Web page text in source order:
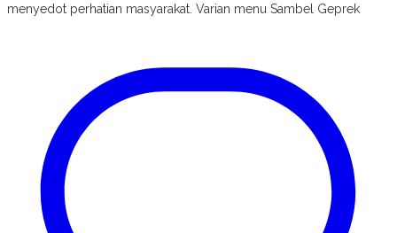
menyedot perhatian masyarakat. Varian menu Sambel Geprek